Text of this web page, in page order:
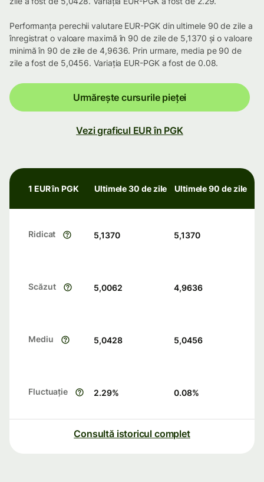
Performanța perechii valutare EUR-PGK din ultimele 90 de zile a
înregistrat o valoare maximă în 90 de zile de 5,1370 și o valoare
minimă în 90 de zile de 4,9636. Prin urmare, media pe 90 de
zile a fost de 5,0456. Variația EUR-PGK a fost de 0.08.
Urmărește cursurile pieței
Vezi graficul EUR în PGK
1 EUR în PGK Ultimele 30 de zile Ultimele 90 de zile
Ridicat 5,1370 5,1370
Scăzut 5,0062 4,9636
Mediu 5,0428 5,0456
Fluctuație 2.29% 0.08%
Consultă istoricul complet